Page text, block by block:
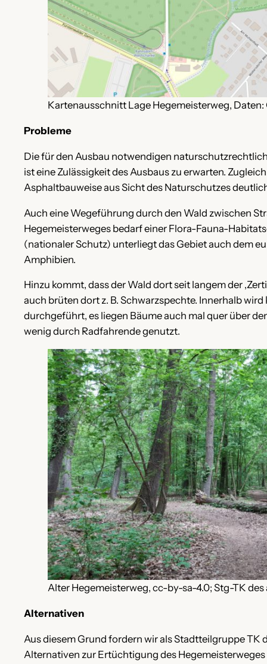
Kartenausschnitt Lage Hegemeisterweg,
Probleme
Die für den Ausbau notwendigen
ist eine Zulässigkeit des Ausbaus zu erwarten.
Asphaltbauweise aus Sicht des Naturschutzes
Auch eine Wegeführung durch den Wald zwischen
Hegemeisterweges bedarf einer Flora-Fauna-
(nationaler Schutz) unterliegt das Gebiet auch dem
Amphibien.
Hinzu kommt, dass der Wald dort seit langem der
auch brüten dort z. B. Schwarzspechte. Innerhalb
durchgeführt, es liegen Bäume auch mal quer über
wenig durch Radfahrende genutzt.
Alter Hegemeisterweg, cc-by-sa-4.0; Stg-TK
Alternativen
Aus diesem Grund fordern wir als Stadtteilgruppe TK
Alternativen zur Ertüchtigung des